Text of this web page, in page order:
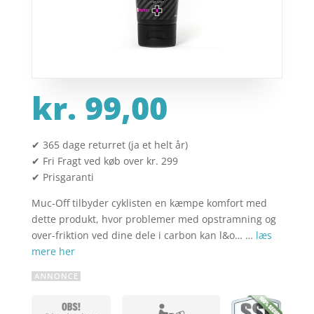
kr. 99,00
✔ 365 dage returret (ja et helt år)
✔ Fri Fragt ved køb over kr. 299
✔ Prisgaranti
Muc-Off tilbyder cyklisten en kæmpe komfort med
dette produkt, hvor problemer med opstramning og
over-friktion ved dine dele i carbon kan l&o… … læs
mere her